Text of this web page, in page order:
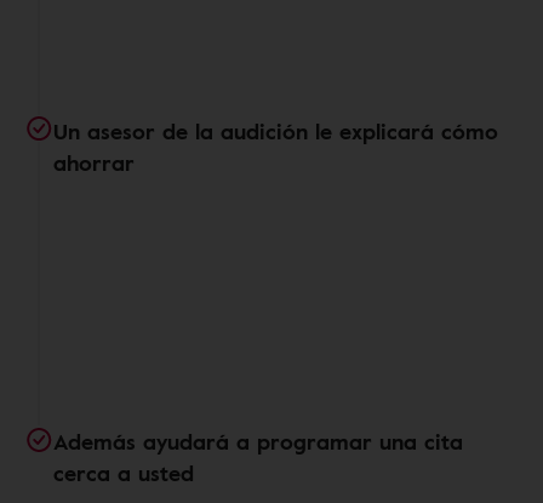
Un asesor de la audición le explicará cómo
ahorrar
Además ayudará a programar una cita
cerca a usted